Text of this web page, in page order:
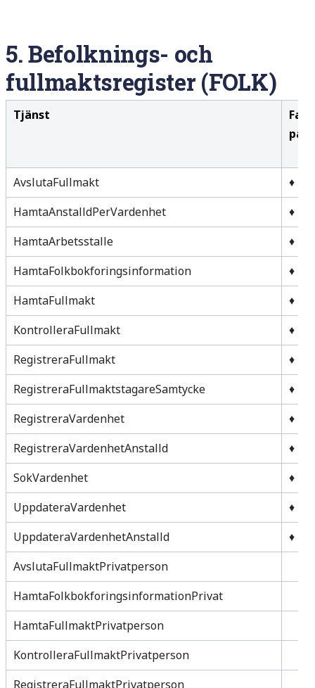
5.Befolknings- och
fullmaktsregister (FOLK)
Tjänst
på
AvslutaFullmakt
♦
HamtaAnstalldPerVardenhet
♦
HamtaArbetsstalle
♦
HamtaFolkbokforingsinformation
♦
HamtaFullmakt
♦
KontrolleraFullmakt
♦
RegistreraFullmakt
♦
RegistreraFullmaktstagareSamtycke
♦
RegistreraVardenhet
♦
RegistreraVardenhetAnstalld
♦
SokVardenhet
♦
UppdateraVardenhet
♦
UppdateraVardenhetAnstalld
♦
AvslutaFullmaktPrivatperson
HamtaFolkbokforingsinformationPrivat
HamtaFullmaktPrivatperson
KontrolleraFullmaktPrivatperson
RegistreraFullmaktPrivatperson